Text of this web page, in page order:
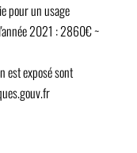
pour un usage
2021 : 2860€ ~
est exposé sont